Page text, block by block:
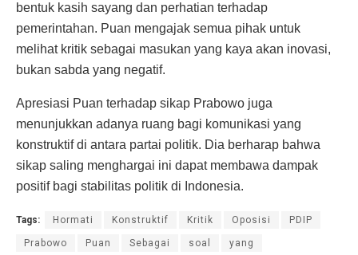
bentuk kasih sayang dan perhatian terhadap
pemerintahan. Puan mengajak semua pihak untuk
melihat kritik sebagai masukan yang kaya akan inovasi,
bukan sabda yang negatif.
Apresiasi Puan terhadap sikap Prabowo juga
menunjukkan adanya ruang bagi komunikasi yang
konstruktif di antara partai politik. Dia berharap bahwa
sikap saling menghargai ini dapat membawa dampak
positif bagi stabilitas politik di Indonesia.
Tags: Hormati Konstruktif Kritik Oposisi PDIP
Prabowo Puan Sebagai soal yang